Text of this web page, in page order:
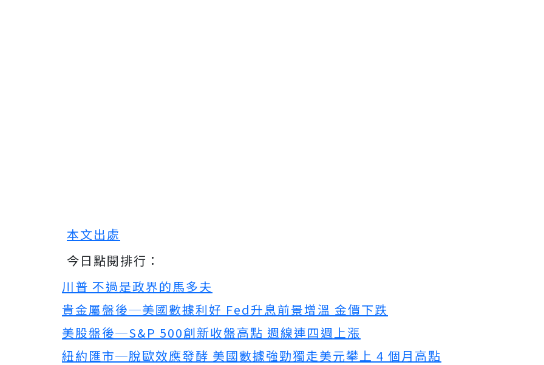
本文出處
今日點閱排行：
川普 不過是政界的馬多夫
貴金屬盤後─美國數據利好 Fed升息前景增溫 金價下跌
美股盤後─S&P 500創新收盤高點 週線連四週上漲
紐約匯市─脫歐效應發酵 美國數據強勁獨走美元攀上 4 個月高點